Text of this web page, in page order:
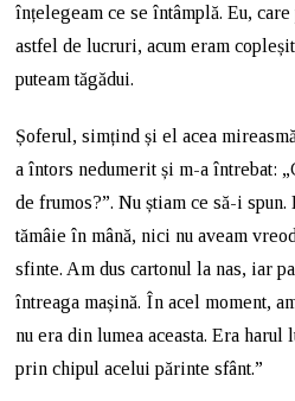
înțelegeam ce se întâmplă. Eu, care
astfel de lucruri, acum eram
puteam tăgădui.
Șoferul, simțind și el acea
a întors nedumerit și m-a întrebat:
de frumos?”. Nu știam ce să-i spun.
tămâie în mână, nici nu aveam
sfinte. Am dus cartonul la nas, iar
întreaga mașină. În acel moment,
nu era din lumea aceasta. Era
prin chipul acelui părinte sfânt.”